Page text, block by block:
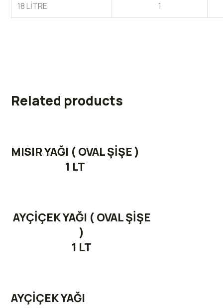
18 LİTRE 1
Related products
MISIR YAĞI ( OVAL ŞİŞE )
1 LT
AYÇİÇEK YAĞI ( OVAL ŞİŞE
)
1 LT
AYÇİÇEK YAĞI